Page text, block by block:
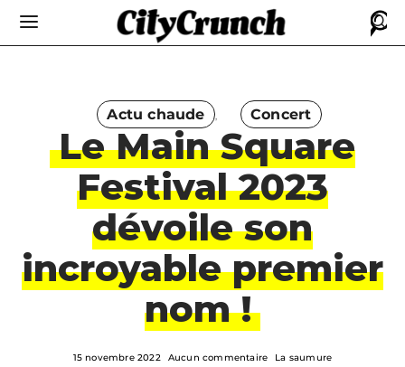
Actu chaude Concert
Le Main Square
Festival 2023
dévoile son
incroyable premier
nom !
15 novembre 2022 Aucun commentaire La saumure